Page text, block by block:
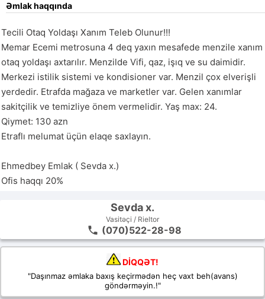
Əmlak haqqında
Tecili Otaq Yoldaşı Xanım Teleb Olunur!!!
Memar Ecemi metrosuna 4 deq yaxın mesafede menzile xanım
otaq yoldaşı axtarılır. Menzilde Vifi, qaz, işıq ve su daimidir.
Merkezi istilik sistemi ve kondisioner var. Menzil çox elverişli
yerdedir. Etrafda mağaza ve marketler var. Gelen xanımlar
sakitçilik ve temizliye önem vermelidir. Yaş max: 24.
Qiymet: 130 azn
Etraflı melumat üçün elaqe saxlayın.
Ehmedbey Emlak ( Sevda x.)
Ofis haqqı 20%
Sevda x.
Vasitəçi / Rieltor
(070)522-28-98
DİQQƏT!
"Daşınmaz əmlaka baxış keçirmədən heç vaxt beh(avans)
göndərməyin.!"